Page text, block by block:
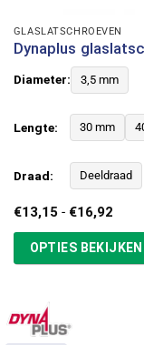
GLASLATSCHROEVEN
Dynaplus
Diameter: 3,5 mm
Lengte: 30 mm
Draad: Deeldraad
€13,15 - €16,92
tot
€16,92
OPTIES BEKIJKEN